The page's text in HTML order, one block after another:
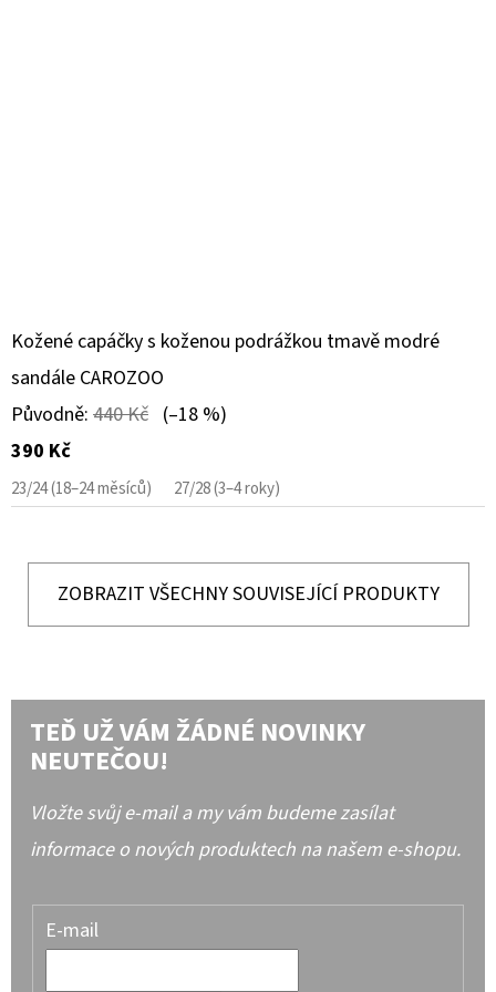
Kožené capáčky s koženou podrážkou tmavě modré
sandále CAROZOO
Původně: 440 Kč (–18 %)
390 Kč
23/24 (18–24 měsíců) 27/28 (3–4 roky)
ZOBRAZIT VŠECHNY SOUVISEJÍCÍ PRODUKTY
TEĎ UŽ VÁM ŽÁDNÉ NOVINKY
NEUTEČOU!
Vložte svůj e-mail a my vám budeme zasílat
informace o nových produktech na našem e-shopu.
E-mail